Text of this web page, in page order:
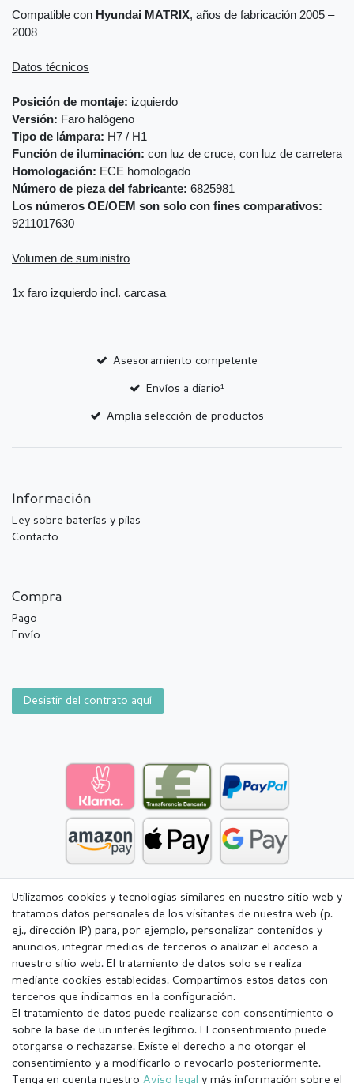
Compatible con Hyundai MATRIX, años de fabricación 2005 –
2008
Datos técnicos
Posición de montaje: izquierdo
Versión: Faro halógeno
Tipo de lámpara: H7 / H1
Función de iluminación: con luz de cruce, con luz de carretera
Homologación: ECE homologado
Número de pieza del fabricante: 6825981
Los números OE/OEM son solo con fines comparativos:
9211017630
Volumen de suministro
1x faro izquierdo incl. carcasa
Asesoramiento competente
Envíos a diario¹
Amplia selección de productos
Información
Ley sobre baterías y pilas
Contacto
Compra
Pago
Envío
Desistir del contrato aquí
Utilizamos cookies y tecnologías similares en nuestro sitio web y
tratamos datos personales de los visitantes de nuestra web (p.
ej., dirección IP) para, por ejemplo, personalizar contenidos y
anuncios, integrar medios de terceros o analizar el acceso a
nuestro sitio web. El tratamiento de datos solo se realiza
mediante cookies establecidas. Compartimos estos datos con
terceros que indicamos en la configuración.
El tratamiento de datos puede realizarse con consentimiento o
sobre la base de un interés legítimo. El consentimiento puede
otorgarse o rechazarse. Existe el derecho a no otorgar el
consentimiento y a modificarlo o revocarlo posteriormente.
Tenga en cuenta nuestro Aviso legal y más información sobre el